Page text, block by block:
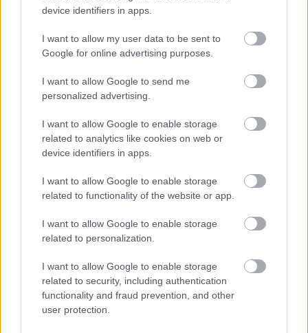
device identifiers in apps.
I want to allow my user data to be sent to
Google for online advertising purposes.
I want to allow Google to send me
personalized advertising.
I want to allow Google to enable storage
related to analytics like cookies on web or
device identifiers in apps.
I want to allow Google to enable storage
related to functionality of the website or app.
I want to allow Google to enable storage
related to personalization.
I want to allow Google to enable storage
related to security, including authentication
functionality and fraud prevention, and other
user protection.
μόλις συμπληρώσει το 18ο έτος της ηλικίας του
παραπάνω περιορισμοί.
Το σκεπτικό γύρω από την απόφαση αυτή σχετίζεται με τη
δυνατότητα που αποκτά ένας νέος οδηγός να αποκτήσει
μεγαλύτερη εξοικείωση με την οδήγηση,
πραγματοποιώντας τα πρώτα του βήματα υπό την
επίβλεψη ενός πιο έμπειρου οδηγού.
Διαβάστε επίσης